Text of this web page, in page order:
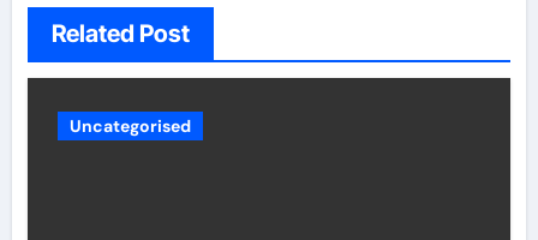
Related Post
Uncategorised